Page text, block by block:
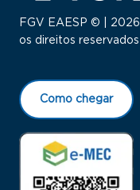
FGV EAESP © |
os direitos reservados
Como chegar